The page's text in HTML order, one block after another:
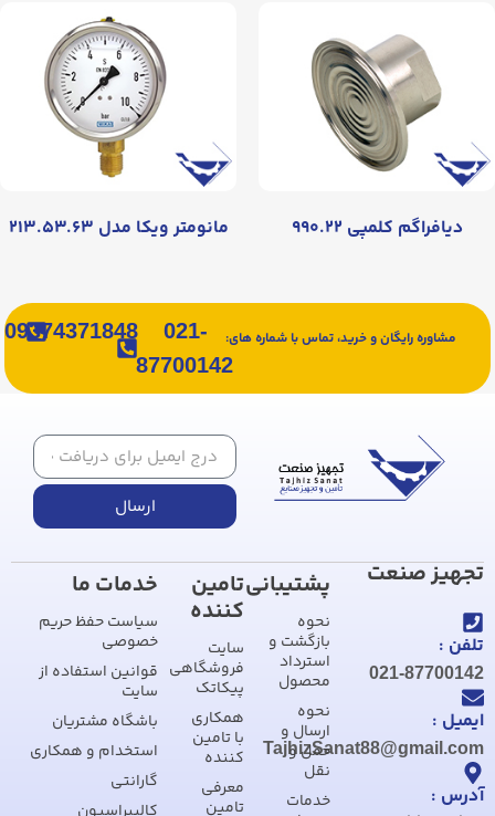
دیافراگم کلمپی ۹۹۰.۲۲ مانومتر ویکا مدل ۲۱۳.۵۳.۶۳
مشاوره رایگان و خرید، تماس با شماره های:
021-
87700142
09374371848
ارسال
تجهیز صنعت
تلفن :
021-87700142
ایمیل :
TajhizSanat88@gmail.com
آدرس :
پشتیبانی
نحوه
بازگشت و
استرداد
محصول
نحوه
ارسال و
حمل و
نقل
خدمات
تامین
کننده
سایت
فروشگاهی
پیکاتک
همکاری
با تامین
کننده
معرفی
تامین
خدمات ما
سیاست حفظ حریم
خصوصی
قوانین استفاده از
سایت
باشگاه مشتریان
استخدام و همکاری
گارانتی